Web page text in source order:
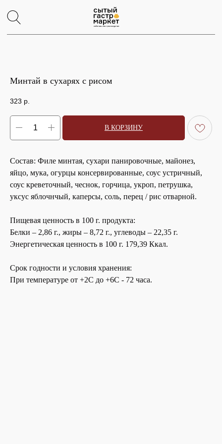
Минтай в сухарях с рисом
323 р.
В КОРЗИНУ
Состав: Филе минтая, сухари панировочные, майонез,
яйцо, мука, огурцы консервированные, соус устричный,
соус креветочный, чеснок, горчица, укроп, петрушка,
уксус яблочнчый, каперсы, соль, перец / рис отварной.
Пищевая ценность в 100 г. продукта:
Белки – 2,86 г., жиры – 8,72 г., углеводы – 22,35 г.
Энергетическая ценность в 100 г. 179,39 Ккал.
Срок годности и условия хранения:
При температуре от +2С до +6С - 72 часа.